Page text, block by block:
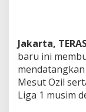
Jakarta,
baru ini
Mesut Ozil
Liga 1 musim